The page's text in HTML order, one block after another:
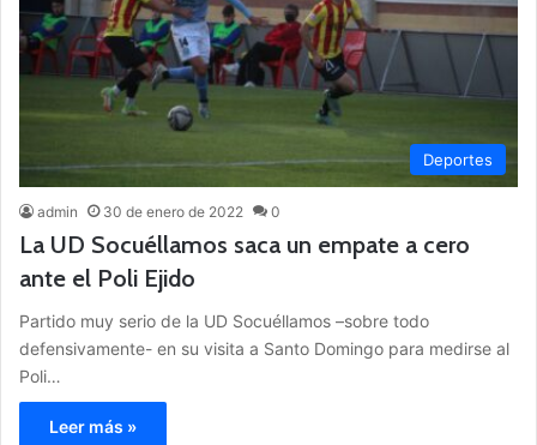
Deportes
admin 30 de enero de 2022 0
La UD Socuéllamos saca un empate a cero
ante el Poli Ejido
Partido muy serio de la UD Socuéllamos –sobre todo
defensivamente- en su visita a Santo Domingo para medirse al
Poli…
Leer más »